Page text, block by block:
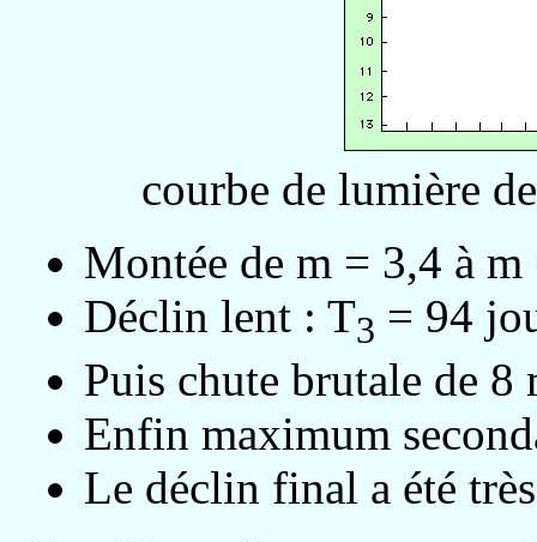
courbe de lumière
Montée de m = 3,4 à
Déclin lent : T3 = 94
Puis chute brutale de 8
Enfin maximum
Le déclin final a été